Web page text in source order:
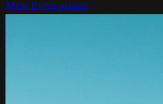
Mein Event planen